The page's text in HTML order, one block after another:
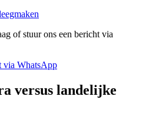
of stuur ons een bericht via
via WhatsApp
versus landelijke